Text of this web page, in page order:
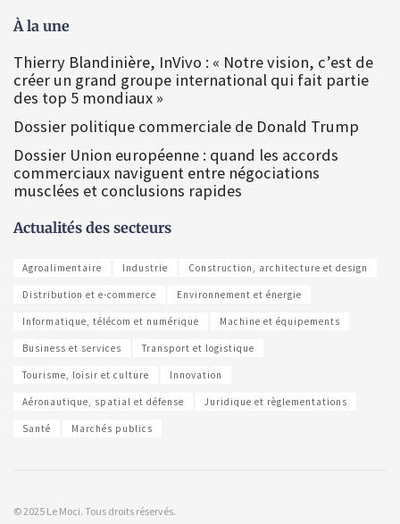
À la une
Thierry Blandinière, InVivo : « Notre vision, c’est de
créer un grand groupe international qui fait partie
des top 5 mondiaux »
Dossier politique commerciale de Donald Trump
Dossier Union européenne : quand les accords
commerciaux naviguent entre négociations
musclées et conclusions rapides
Actualités des secteurs
Agroalimentaire Industrie Construction, architecture et design
Distribution et e-commerce Environnement et énergie
Informatique, télécom et numérique Machine et équipements
Business et services Transport et logistique
Tourisme, loisir et culture Innovation
Aéronautique, spatial et défense Juridique et règlementations
Santé Marchés publics
© 2025 Le Moci. Tous droits réservés.